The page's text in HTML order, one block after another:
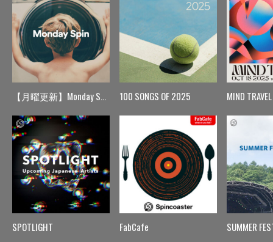
【月曜更新】Monday Spin
SPOTLIGHT
100 SONGS OF 2025
FabCafe
MIND TRAVEL
SUMMER